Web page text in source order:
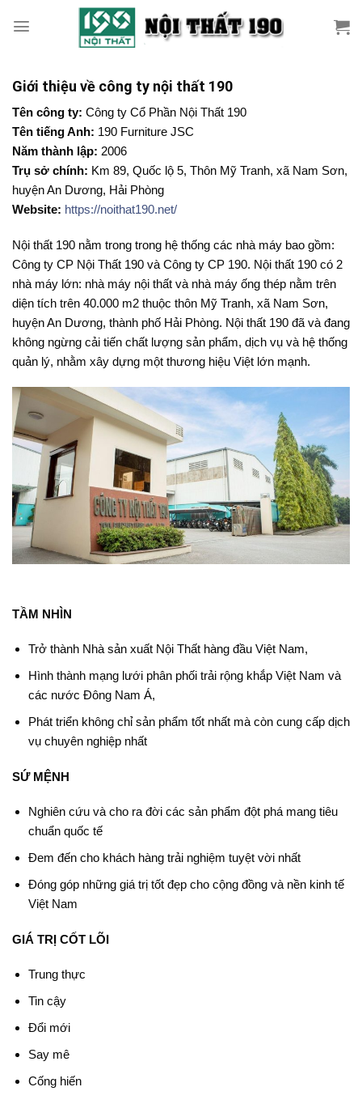
Giới thiệu về công ty nội thất 190
Tên công ty: Công ty Cổ Phần Nội Thất 190
Tên tiếng Anh: 190 Furniture JSC
Năm thành lập: 2006
Trụ sở chính: Km 89, Quốc lộ 5, Thôn Mỹ Tranh, xã Nam Sơn,
huyện An Dương, Hải Phòng
Website: https://noithat190.net/
Nội thất 190 nằm trong trong hệ thống các nhà máy bao gồm:
Công ty CP Nội Thất 190 và Công ty CP 190. Nội thất 190 có 2
nhà máy lớn: nhà máy nội thất và nhà máy ống thép nằm trên
diện tích trên 40.000 m2 thuộc thôn Mỹ Tranh, xã Nam Sơn,
huyện An Dương, thành phố Hải Phòng. Nội thất 190 đã và đang
không ngừng cải tiến chất lượng sản phẩm, dịch vụ và hệ thống
quản lý, nhằm xây dựng một thương hiệu Việt lớn mạnh.
TẦM NHÌN
Trở thành Nhà sản xuất Nội Thất hàng đầu Việt Nam,
Hình thành mạng lưới phân phối trải rộng khắp Việt Nam và
các nước Đông Nam Á,
Phát triển không chỉ sản phẩm tốt nhất mà còn cung cấp dịch
vụ chuyên nghiệp nhất
SỨ MỆNH
Nghiên cứu và cho ra đời các sản phẩm đột phá mang tiêu
chuẩn quốc tế
Đem đến cho khách hàng trải nghiệm tuyệt vời nhất
Đóng góp những giá trị tốt đẹp cho cộng đồng và nền kinh tế
Việt Nam
GIÁ TRỊ CỐT LÕI
Trung thực
Tin cậy
Đổi mới
Say mê
Cống hiến